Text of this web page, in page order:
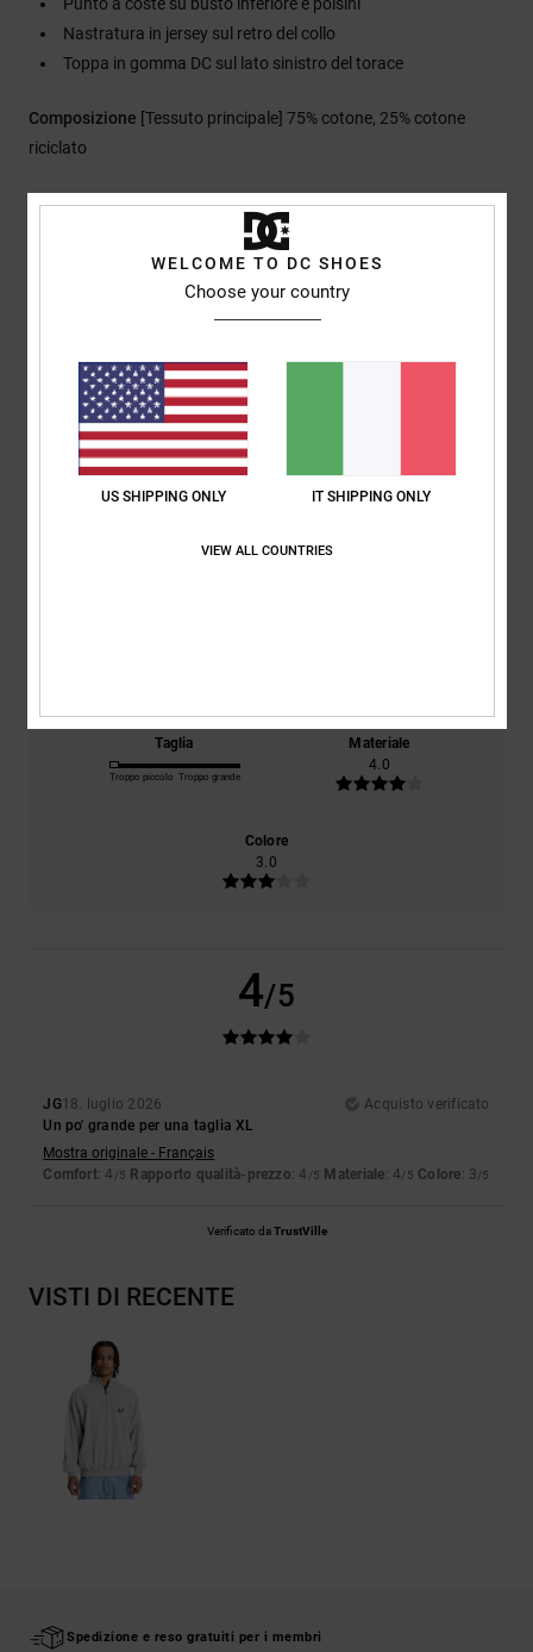
Nastratura in jersey sul retro del collo
Toppa in gomma DC sul lato sinistro del torace
Composizione [Tessuto principale] 75% cotone, 25% cotone
riciclato
Punteggio medio
4.0 /5
Taglia
Troppo piccolo Troppo grande
Materiale
4.0
Colore
3.0
4/5
JG18. luglio 2026
Acquisto verificato
Un po' grande per una taglia XL
Mostra originale - Français
Comfort: 4 /5 Rapporto qualità-prezzo: 4 /5 Materiale: 4/5 Colore: 3/5
Verificato daTrustVille
VISTI DI RECENTE
Spedizione e reso gratuiti per i membri
WELCOME TO DC SHOES
Choose your country
US SHIPPING ONLY IT SHIPPING ONLY
VIEW ALL COUNTRIES